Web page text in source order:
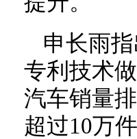
申长雨
专利技术
汽车销量
超过10万